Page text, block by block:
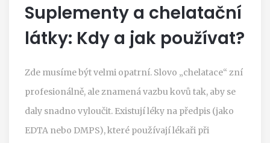
Suplementy a chelatační
látky: Kdy a jak používat?
Zde musíme být velmi opatrní. Slovo „chelatace“ zní
profesionálně, ale znamená vazbu kovů tak, aby se
daly snadno vyloučit. Existují léky na předpis (jako
EDTA nebo DMPS), které používají lékaři při